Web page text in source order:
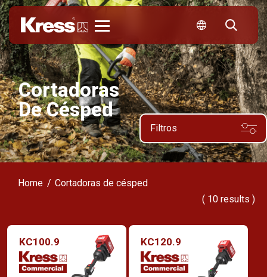
Cortadoras
De Césped
Filtros
Home
Cortadoras de césped
( 10 results )
KC100.9 KC120.9